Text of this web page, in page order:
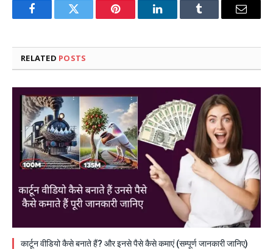
FacebookTwitter Pinterest LinkedInTumblr Email
RELATED POSTS
कार्टून वीडियो कैसे बनाते हैं? और इनसे पैसे कैसे कमाएं (सम्पूर्ण जानकारी जानिए)